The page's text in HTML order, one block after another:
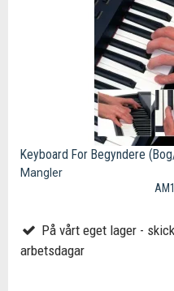
Keyboard For Begyndere
Mangler
På vårt eget lager -
arbetsdagar